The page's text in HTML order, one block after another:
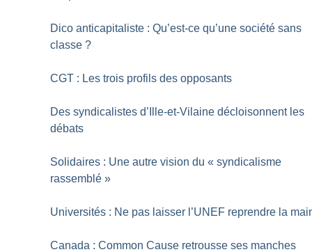
Dico anticapitaliste : Qu’est-ce qu’une société sans
classe ?
CGT : Les trois profils des opposants
Des syndicalistes d’Ille-et-Vilaine décloisonnent les
débats
Solidaires : Une autre vision du « syndicalisme
rassemblé »
Universités : Ne pas laisser l’UNEF reprendre la
Canada : Common Cause retrousse ses manches